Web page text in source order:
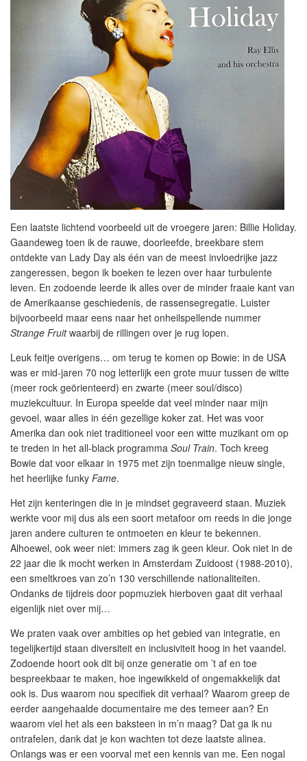
Een laatste lichtend voorbeeld uit de vroegere jaren: Billie Holiday.
Gaandeweg toen ik de rauwe, doorleefde, breekbare stem
ontdekte van Lady Day als één van de meest invloedrijke jazz
zangeressen, begon ik boeken te lezen over haar turbulente
leven. En zodoende leerde ik alles over de minder fraaie kant van
de Amerikaanse geschiedenis, de rassensegregatie. Luister
bijvoorbeeld maar eens naar het onheilspellende nummer
Strange Fruitwaarbij de rillingen over je rug lopen.
Leuk feitje overigens… om terug te komen op Bowie: in de USA
was er mid-jaren 70 nog letterlijk een grote muur tussen de witte
(meer rock geörienteerd) en zwarte (meer soul/disco)
muziekcultuur. In Europa speelde dat veel minder naar mijn
gevoel, waar alles in één gezellige koker zat. Het was voor
Amerika dan ook niet traditioneel voor een witte muzikant om op
te treden in het all-black programma Soul Train. Toch kreeg
Bowie dat voor elkaar in 1975 met zijn toenmalige nieuw single,
het heerlijke funky Fame.
Het zijn kenteringen die in je mindset gegraveerd staan. Muziek
werkte voor mij dus als een soort metafoor om reeds in die jonge
jaren andere culturen te ontmoeten en kleur te bekennen.
Alhoewel, ook weer niet: immers zag ik geen kleur. Ook niet in de
22 jaar die ik mocht werken in Amsterdam Zuidoost (1988-2010),
een smeltkroes van zo’n 130 verschillende nationaliteiten.
Ondanks de tijdreis door popmuziek hierboven gaat dit verhaal
eigenlijk niet over mij…
We praten vaak over ambities op het gebied van integratie, en
tegelijkertijd staan diversiteit en inclusiviteit hoog in het vaandel.
Zodoende hoort ook dit bij onze generatie om ’t af en toe
bespreekbaar te maken, hoe ingewikkeld of ongemakkelijk dat
ook is. Dus waarom nou specifiek dit verhaal? Waarom greep de
eerder aangehaalde documentaire me des temeer aan? En
waarom viel het als een baksteen in m’n maag? Dat ga ik nu
ontrafelen, dank dat je kon wachten tot deze laatste alinea.
Onlangs was er een voorval met een kennis van me. Een nogal